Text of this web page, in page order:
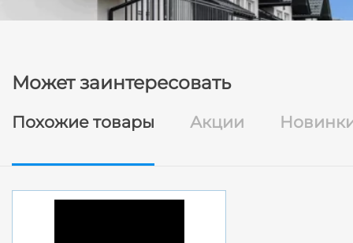
Может заинтересовать
Похожие товары Акции